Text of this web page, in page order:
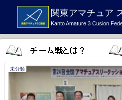
関東アマチュア
Kanto Amature 3 Cusion
未分類